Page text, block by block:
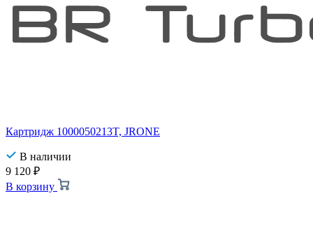
Картридж 1000050213T, JRONE
В наличии
9 120 ₽
В корзину